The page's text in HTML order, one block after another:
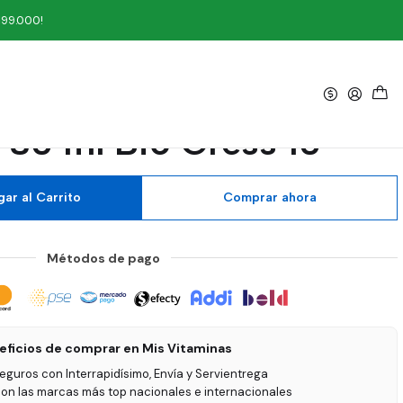
10
Efecto Lunar Silver
ml Bio Cress 10
al Carrito Comprar ahora
Métodos de pago
de comprar en Mis Vitaminas
con Interrapidísimo, Envía y Servientrega
las marcas más top nacionales e internacionales